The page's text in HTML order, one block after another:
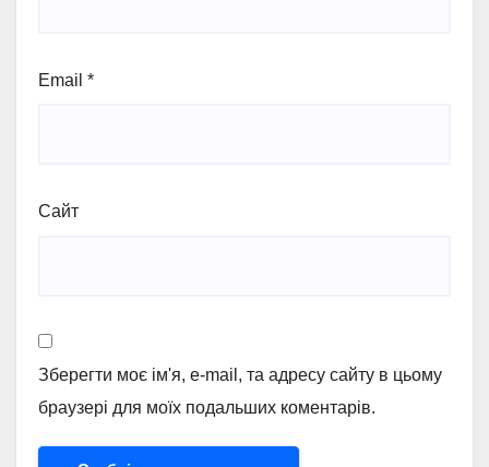
Email *
Сайт
Зберегти моє ім'я, e-mail, та адресу сайту в цьому
браузері для моїх подальших коментарів.